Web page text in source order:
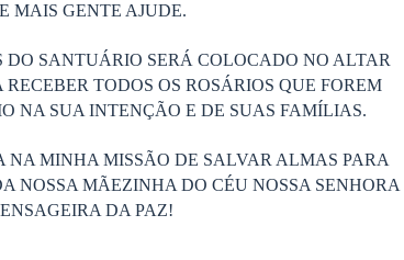
MAIS GENTE AJUDE.
DO SANTUÁRIO SERÁ COLOCADO NO ALTAR
TODOS OS ROSÁRIOS QUE FOREM
NA SUA INTENÇÃO E DE SUAS FAMÍLIAS.
NA MINHA MISSÃO DE SALVAR ALMAS PARA
NOSSA MÃEZINHA DO CÉU NOSSA SENHORA
DA PAZ!